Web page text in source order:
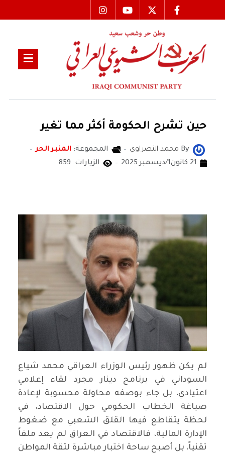
‏حين تشرح الحكومة أكثر مما تغير
By محمد النصراوي المجموعة: المنبر الحر
21 كانون1/ديسمبر 2025
الزيارات: 859
‏لم يكن ظهور رئيس الوزراء العراقي محمد شياع
السوداني في برنامج دينار مجرد لقاء إعلامي
اعتيادي، بل جاء بوصفه محاولة محسوبة لإعادة
صياغة الخطاب الحكومي حول الاقتصاد، في
لحظة يتقاطع فيها القلق الشعبي مع ضغوط
الإدارة المالية، فالاقتصاد في العراق لم يعد ملفاً
تقنياً، بل أصبح ساحة اختبار مباشرة لثقة المواطن